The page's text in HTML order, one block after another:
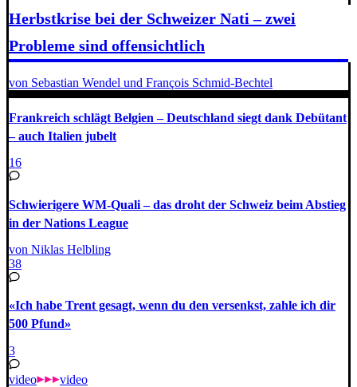
Herbstkrise bei der Schweizer Nati – zwei
Probleme sind offensichtlich
von Sebastian Wendel und François Schmid-Bechtel
Frankreich schlägt Belgien – Deutschland siegt dank Debütant
– auch Italien jubelt
16
Schwierigere WM-Quali – das droht der Schweiz beim Abstieg
in der Nations League
von Niklas Helbling
38
«Ich habe Trent gesagt, wenn du den versenkst, zahle ich dir
500 Pfund»
3
video
video